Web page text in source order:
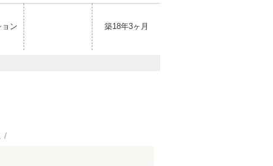
ン 築18年3ヶ月